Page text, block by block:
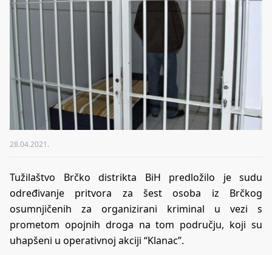
28.04.2021.
Tužilaštvo Brčko distrikta BiH predložilo je sudu
određivanje pritvora za šest osoba iz Brčkog
osumnjičenih za organizirani kriminal u vezi s
prometom opojnih droga na tom području, koji su
uhapšeni u operativnoj akciji “Klanac”.